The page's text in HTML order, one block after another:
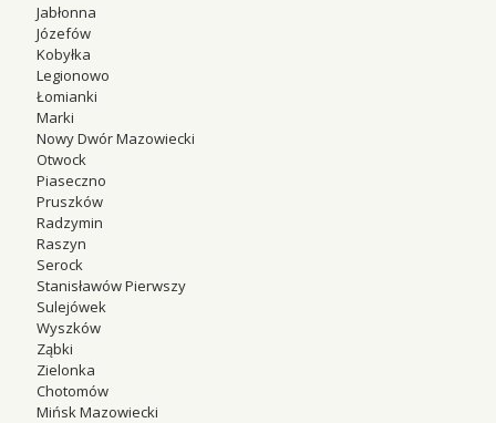
Jabłonna
Józefów
Kobyłka
Legionowo
Łomianki
Marki
Nowy Dwór Mazowiecki
Otwock
Piaseczno
Pruszków
Radzymin
Raszyn
Serock
Stanisławów Pierwszy
Sulejówek
Wyszków
Ząbki
Zielonka
Chotomów
Mińsk Mazowiecki